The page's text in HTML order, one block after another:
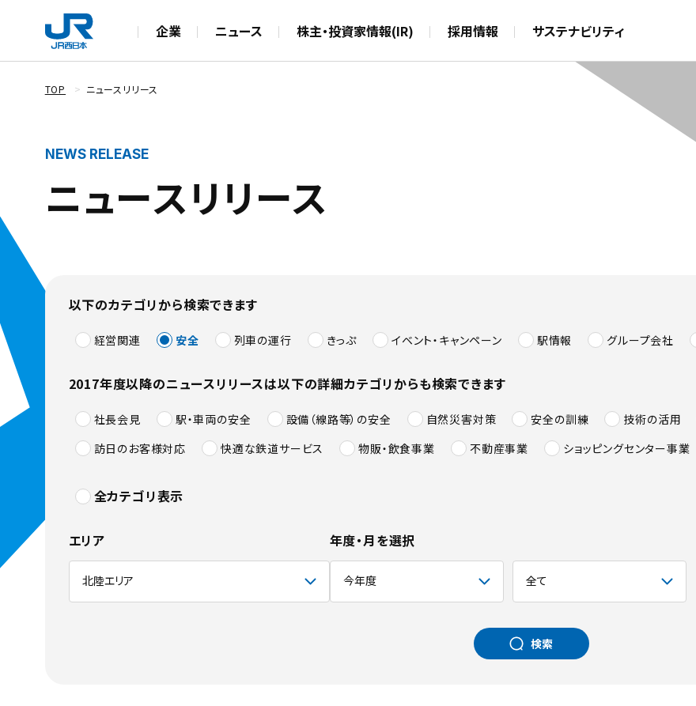
企業
ニュース 株主・投資家情報(IR) 採用情報 サステナビリティ
TOP ニュースリリース
ニュースリリース
以下のカテゴリから検索できます
経営関連 安全 列車の運行 きっぷ イベント・キャンペーン 駅情報 グループ会社
2017年度以降のニュースリリースは以下の詳細カテゴリからも検索できます
社長会見 駅・車両の安全 設備（線路等）の安全 自然災害対策 安全の訓練 技術の活用
訪日のお客様対応
快適な鉄道サービス 物販・飲食事業 不動産事業 ショッピングセンター事業
全カテゴリ表示
エリア 年度・月を選択
検索